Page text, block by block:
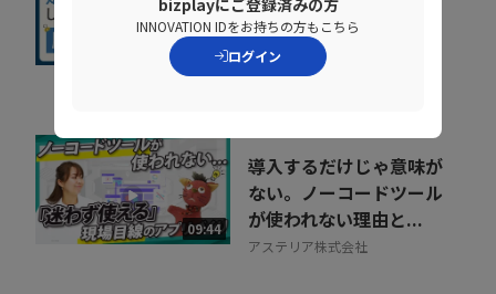
13:39
診断が続かない理由
と、“組織で回す”方法
株式会社エーアイセキュリティ
09:44
導入するだけじゃ意味が
ない。ノーコードツール
が使われない理由と...
アステリア株式会社
bizplayにご登録済みの方
INNOVATION IDをお持ちの方もこちら
ログイン